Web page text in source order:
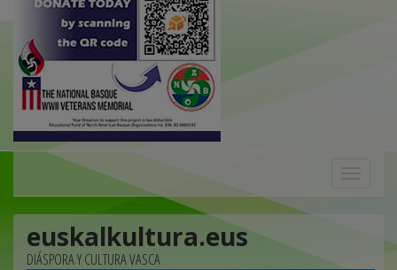
euskalkultura.eus
DIÁSPORA Y CULTURA VASCA